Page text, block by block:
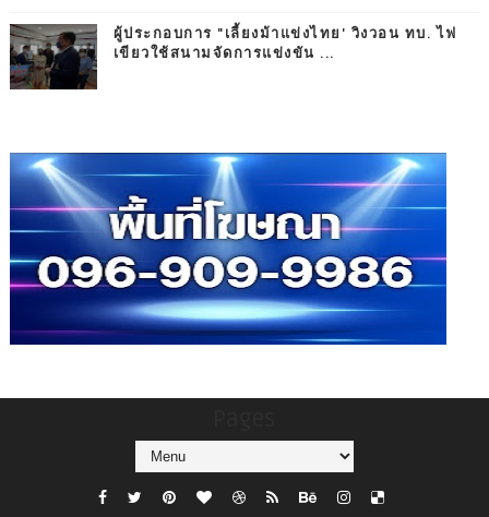
ผู้ประกอบการ "เลี้ยงม้าแข่งไทย' วิงวอน ทบ. ไฟ
เขียวใช้สนามจัดการแข่งขัน ...